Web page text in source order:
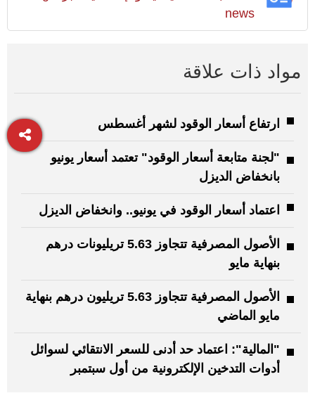
news
مواد ذات علاقة
ارتفاع أسعار الوقود لشهر أغسطس
"لجنة متابعة أسعار الوقود" تعتمد أسعار يونيو
بانخفاض الديزل
اعتماد أسعار الوقود في يونيو.. وانخفاض الديزل
الأصول المصرفية تتجاوز 5.63 تريليونات درهم
بنهاية مايو
الأصول المصرفية تتجاوز 5.63 تريليون درهم بنهاية
مايو الماضي
"المالية": اعتماد حد أدنى للسعر الانتقائي لسوائل
أدوات التدخين الإلكترونية من أول سبتمبر